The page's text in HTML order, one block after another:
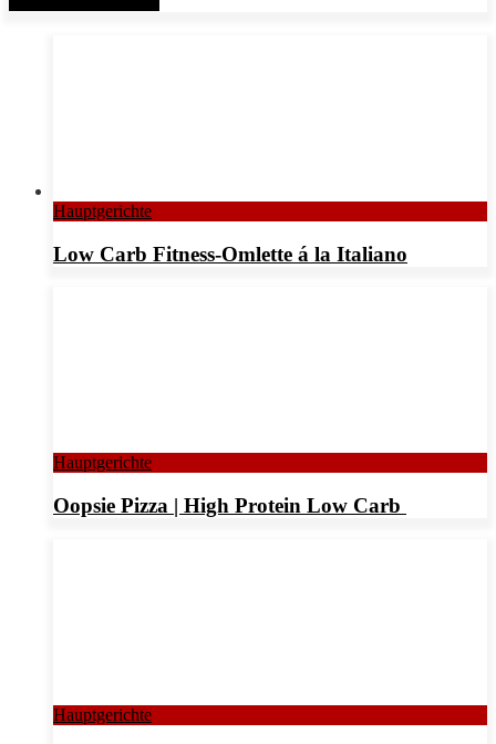
Hauptgerichte
Low Carb Fitness-Omlette á la Italiano
Hauptgerichte
Oopsie Pizza | High Protein Low Carb
Hauptgerichte